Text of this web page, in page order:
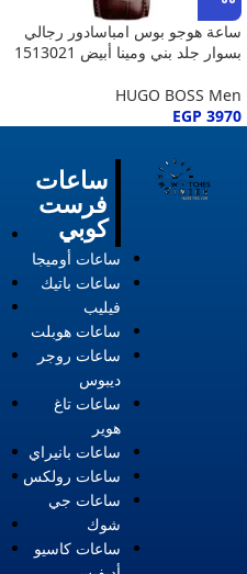
ساعة هوجو بوس امباسادور رجالي
بسوار جلد بني ومينا أبيض 1513021
HUGO BOSS Men
EGP 3970
ساعات
فرست
كوبي
ساعات أوميجا
ساعات باتيك
فيليب
ساعات هوبلت
ساعات روجر
ديبوس
ساعات تاغ
هوير
ساعات بانيراي
ساعات رولكس
ساعات جي
شوك
ساعات كاسيو